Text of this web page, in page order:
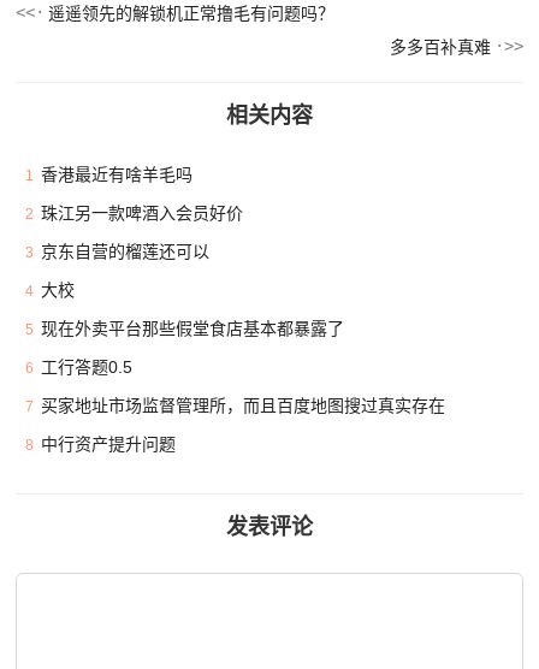
遥遥领先的解锁机正常撸毛有问题吗？
多多百补真难
相关内容
1 香港最近有啥羊毛吗
2 珠江另一款啤酒入会员好价
3 京东自营的榴莲还可以
4 大校
5 现在外卖平台那些假堂食店基本都暴露了
6 工行答题0.5
7 买家地址市场监督管理所，而且百度地图搜过真实存在
8 中行资产提升问题
发表评论